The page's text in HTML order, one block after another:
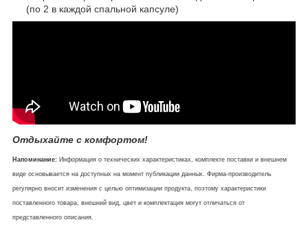
(по 2 в каждой спальной капсуле)
Отдыхайте с комфортом!
Напоминание: Информация о технических характеристиках, комплекте поставки и внешнем
виде основывается на доступных на момент публикации данных. Фирма-производитель
регулярно вносит изменения с целью оптимизации продукта, поэтому характеристики
поставленного товара, внешний вид, цвет и комплектация могут отличаться от
представленного описания.